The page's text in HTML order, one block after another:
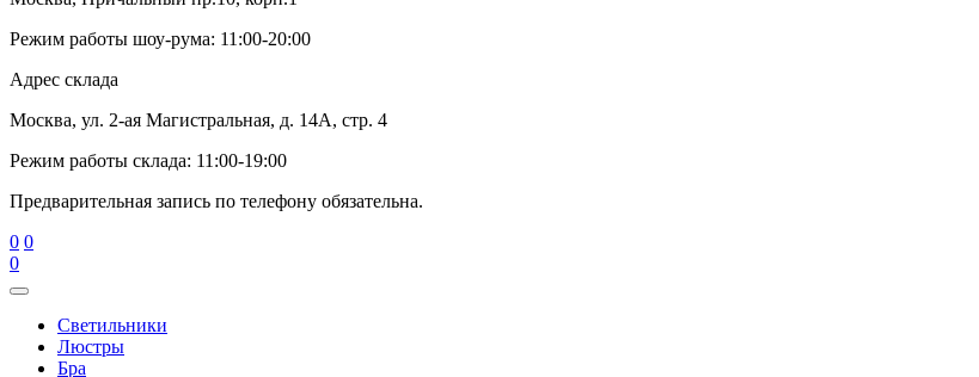
Режим работы шоу-рума: 11:00-20:00
Адрес склада
Москва, ул. 2-ая Магистральная, д. 14А, стр. 4
Режим работы склада: 11:00-19:00
Предварительная запись по телефону обязательна.
0 0
0
Cветильники
Люстры
Бра